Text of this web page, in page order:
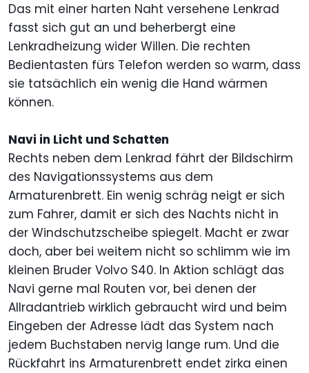
Das mit einer harten Naht versehene Lenkrad
fasst sich gut an und beherbergt eine
Lenkradheizung wider Willen. Die rechten
Bedientasten fürs Telefon werden so warm, dass
sie tatsächlich ein wenig die Hand wärmen
können.
Navi in Licht und Schatten
Rechts neben dem Lenkrad fährt der Bildschirm
des Navigationssystems aus dem
Armaturenbrett. Ein wenig schräg neigt er sich
zum Fahrer, damit er sich des Nachts nicht in
der Windschutzscheibe spiegelt. Macht er zwar
doch, aber bei weitem nicht so schlimm wie im
kleinen Bruder Volvo S40. In Aktion schlägt das
Navi gerne mal Routen vor, bei denen der
Allradantrieb wirklich gebraucht wird und beim
Eingeben der Adresse lädt das System nach
jedem Buchstaben nervig lange rum. Und die
Rückfahrt ins Armaturenbrett endet zirka einen